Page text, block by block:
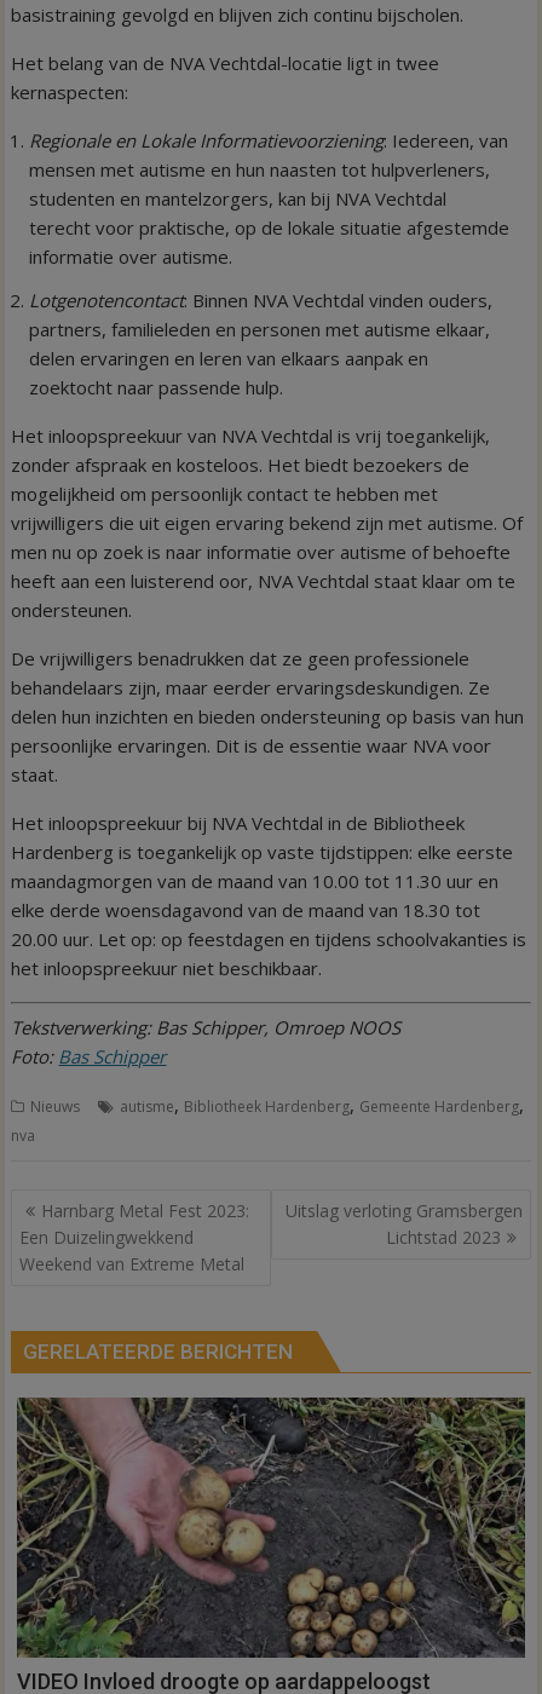
basistraining gevolgd en blijven zich continu bijscholen.
Het belang van de NVA Vechtdal-locatie ligt in twee
kernaspecten:
Regionale en Lokale Informatievoorziening: Iedereen, van
mensen met autisme en hun naasten tot hulpverleners,
studenten en mantelzorgers, kan bij NVA Vechtdal
terecht voor praktische, op de lokale situatie afgestemde
informatie over autisme.
Lotgenotencontact: Binnen NVA Vechtdal vinden ouders,
partners, familieleden en personen met autisme elkaar,
delen ervaringen en leren van elkaars aanpak en
zoektocht naar passende hulp.
Het inloopspreekuur van NVA Vechtdal is vrij toegankelijk,
zonder afspraak en kosteloos. Het biedt bezoekers de
mogelijkheid om persoonlijk contact te hebben met
vrijwilligers die uit eigen ervaring bekend zijn met autisme. Of
men nu op zoek is naar informatie over autisme of behoefte
heeft aan een luisterend oor, NVA Vechtdal staat klaar om te
ondersteunen.
De vrijwilligers benadrukken dat ze geen professionele
behandelaars zijn, maar eerder ervaringsdeskundigen. Ze
delen hun inzichten en bieden ondersteuning op basis van hun
persoonlijke ervaringen. Dit is de essentie waar NVA voor
staat.
Het inloopspreekuur bij NVA Vechtdal in de Bibliotheek
Hardenberg is toegankelijk op vaste tijdstippen: elke eerste
maandagmorgen van de maand van 10.00 tot 11.30 uur en
elke derde woensdagavond van de maand van 18.30 tot
20.00 uur. Let op: op feestdagen en tijdens schoolvakanties is
het inloopspreekuur niet beschikbaar.
Tekstverwerking: Bas Schipper, Omroep NOOS
Foto: Bas Schipper
Nieuws autisme, Bibliotheek Hardenberg, Gemeente Hardenberg,
nva
Bericht
navigatie
Harnbarg Metal Fest 2023:
Een Duizelingwekkend
Weekend van Extreme Metal
Uitslag verloting Gramsbergen
Lichtstad 2023
GERELATEERDE BERICHTEN
VIDEO Invloed droogte op aardappeloogst